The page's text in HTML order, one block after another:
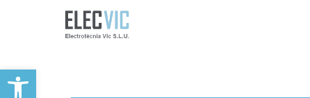
Obre la barra d'eines